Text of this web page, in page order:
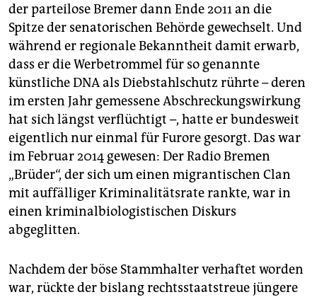
der parteilose Bremer dann Ende 2011 an die
Spitze der senatorischen Behörde gewechselt. Und
während er regionale Bekanntheit damit erwarb,
dass er die Werbetrommel für so genannte
künstliche DNA als Diebstahlschutz rührte – deren
im ersten Jahr gemessene Abschreckungswirkung
hat sich längst verflüchtigt –, hatte er bundesweit
eigentlich nur einmal für Furore gesorgt. Das war
im Februar 2014 gewesen: Der Radio Bremen
„Brüder“, der sich um einen migrantischen Clan
mit auffälliger Kriminalitätsrate rankte, war in
einen kriminalbiologistischen Diskurs
abgeglitten.
Nachdem der böse Stammhalter verhaftet worden
war, rückte der bislang rechtsstaatstreue jüngere